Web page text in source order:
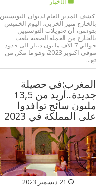
كشف المدير العام لديوان التونسيين
بالخارج منير الخربي، اليوم الخميس
بتونس، أن تحويلات التونسيين
بالخارج من العملة الصعبة بلغت
حوالي 7 الاف مليون دينار الى حدود
موفى اكتوبر 2023، وهو ما مكن من
تغ...
المغرب:في حصيلة
جديدة..أزيد من 13,5
مليون سائح توافدوا
على المملكة في 2023